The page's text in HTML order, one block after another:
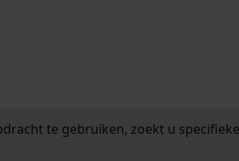
te gebruiken, zoekt u